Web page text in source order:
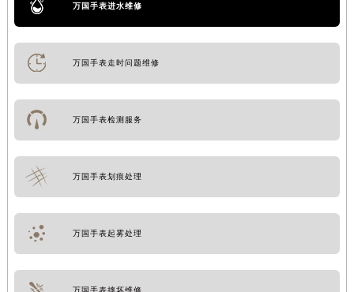
万国手表进水维修
万国手表走时问题维修
万国手表检测服务
万国手表划痕处理
万国手表起雾处理
万国手表摔坏维修